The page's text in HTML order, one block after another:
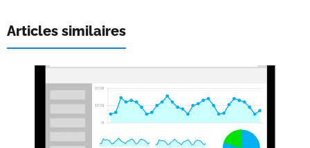
Articles similaires